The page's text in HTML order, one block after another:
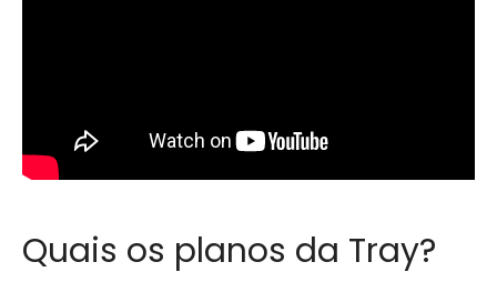
Quais os planos da Tray?